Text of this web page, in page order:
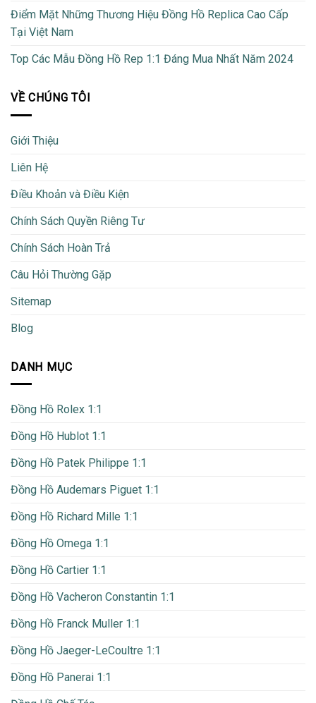
Điểm Mặt Những Thương Hiệu Đồng Hồ Replica Cao Cấp
Tại Việt Nam
Top Các Mẫu Đồng Hồ Rep 1:1 Đáng Mua Nhất Năm 2024
VỀ CHÚNG TÔI
Giới Thiệu
Liên Hệ
Điều Khoản và Điều Kiện
Chính Sách Quyền Riêng Tư
Chính Sách Hoàn Trả
Câu Hỏi Thường Gặp
Sitemap
Blog
DANH MỤC
Đồng Hồ Rolex 1:1
Đồng Hồ Hublot 1:1
Đồng Hồ Patek Philippe 1:1
Đồng Hồ Audemars Piguet 1:1
Đồng Hồ Richard Mille 1:1
Đồng Hồ Omega 1:1
Đồng Hồ Cartier 1:1
Đồng Hồ Vacheron Constantin 1:1
Đồng Hồ Franck Muller 1:1
Đồng Hồ Jaeger-LeCoultre 1:1
Đồng Hồ Panerai 1:1